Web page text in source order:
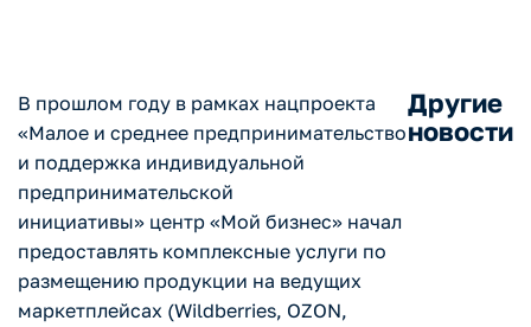
В прошлом году в рамках нацпроекта
«Малое и среднее предпринимательство
и поддержка индивидуальной
предпринимательской
инициативы» центр «Мой бизнес» начал
предоставлять комплексные услуги по
размещению продукции на ведущих
маркетплейсах (Wildberries, OZON,
Другие
новости